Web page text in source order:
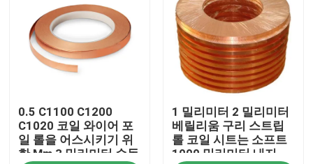
스테인레스 강 이음매 없는 관
탄소강 배관
아연 도금 강관
스테인레스 강 시트판
0.5 C1100 C1200
C1020 코일 와이어 포
일 롤을 어스시키기 위
한 Mm 3 밀리미터 순동
1 밀리미터 2 밀리미터
베릴리움 구리 스트립
롤 코일 시트는 소프트
1000 밀리미터 내지